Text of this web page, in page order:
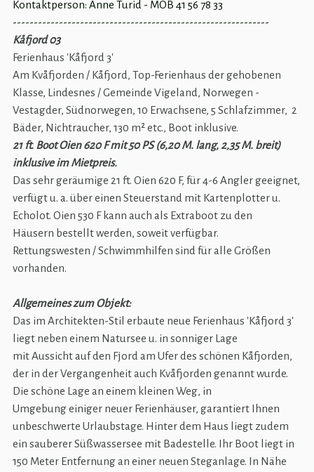
Kontaktperson: Anne Turid - MOB 41 56 78 33
-------------------------------------------------------------
Kåfjord 03
Ferienhaus 'Kåfjord 3'
Am Kvåfjorden / Kåfjord, Top-Ferienhaus der gehobenen
Klasse, Lindesnes / Gemeinde Vigeland, Norwegen -
Vestagder, Südnorwegen, 10 Erwachsene, 5 Schlafzimmer, 2
Bäder, Nichtraucher, 130 m² etc., Boot inklusive.
21 ft. Boot Oien 620 F mit 50 PS (6,20 M. lang, 2,35 M. breit)
inklusive im Mietpreis.
Das sehr geräumige 21 ft. Oien 620 F, für 4-6 Angler geeignet,
verfügt u. a. über einen Steuerstand mit Kartenplotter u.
Echolot. Oien 530 F kann auch als Extraboot zu den
Häusern bestellt werden, soweit verfügbar.
Rettungswesten / Schwimmhilfen sind für alle Größen
vorhanden.
Allgemeines zum Objekt:
Das im Architekten-Stil erbaute neue Ferienhaus 'Kåfjord 3'
liegt neben einem Natursee u. in sonniger Lage
mit Aussicht auf den Fjord am Ufer des schönen Kåfjorden,
der in der Vergangenheit auch Kvåfjorden genannt wurde.
Die schöne Lage an einem kleinen Weg, in
Umgebung einiger neuer Ferienhäuser, garantiert Ihnen
unbeschwerte Urlaubstage. Hinter dem Haus liegt zudem
ein sauberer Süßwassersee mit Badestelle. Ihr Boot liegt in
150 Meter Entfernung an einer neuen Steganlage. In Nähe